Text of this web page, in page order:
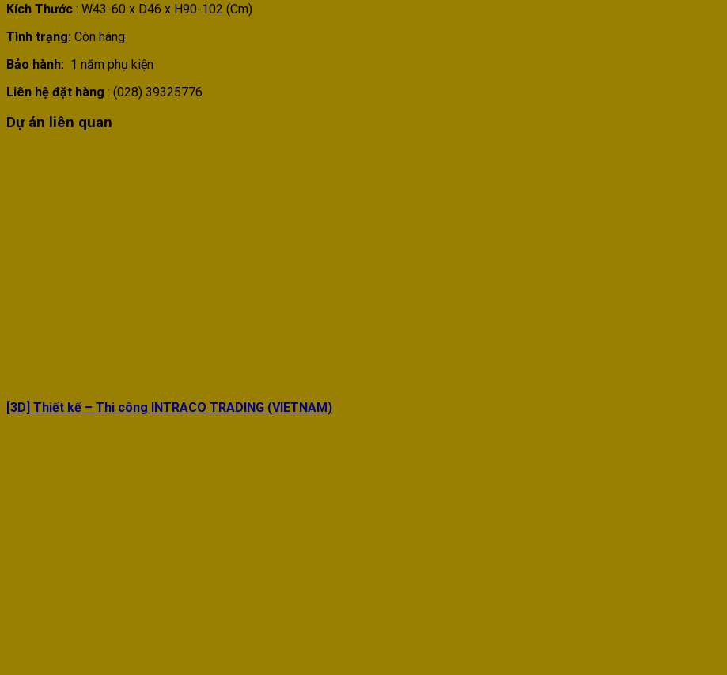
Kích Thước : W43-60 x D46 x H90-102 (Cm)
Tình trạng: Còn hàng
Bảo hành: 1 năm phụ kiện
Liên hệ đặt hàng : (028) 39325776
Dự án liên quan
[3D] Thiết kế – Thi công INTRACO TRADING (VIETNAM)